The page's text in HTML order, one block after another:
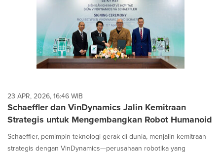
23 APR, 2026, 16:46 WIB
Schaeffler dan VinDynamics Jalin Kemitraan
Strategis untuk Mengembangkan Robot Humanoid
Schaeffler, pemimpin teknologi gerak di dunia, menjalin kemitraan
strategis dengan VinDynamics—perusahaan robotika yang